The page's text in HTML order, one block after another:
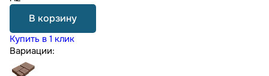
В корзину
Купить в 1 клик
Вариации: